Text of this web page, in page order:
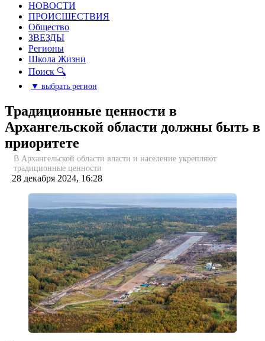
НОВОСТИ
ПРОИСШЕСТВИЯ
Общество
ЗВЕЗДЫ
Регионы
Школа Жизни
Поиск 🔍
▼ выбрать регион
Традиционные ценности в
Архангельской области должны быть в
приоритете
В Архангельской области власти и население укрепляют
традиционные ценности
28 декабря 2024, 16:28